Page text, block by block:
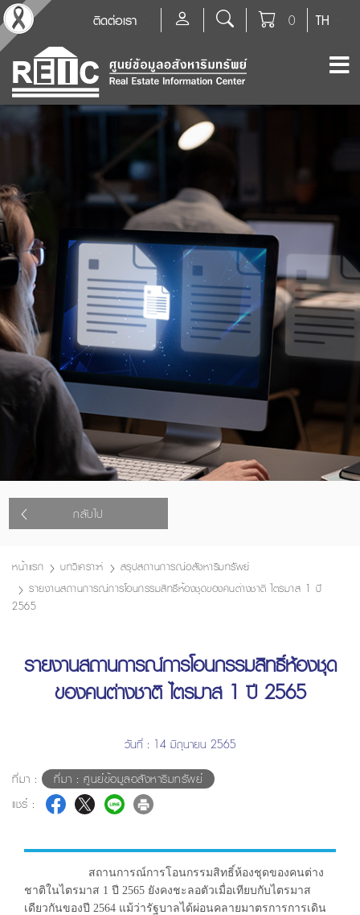
TH
0
ติดต่อเรา
กลับไป
หน้าแรก บทวิเคราะห์
สรุปสถานการณ์อสังหาริมทรัพย์
รายงานสถานการณ์การโอนกรรมสิทธิ์ห้องชุดของคนต่างชาติ ไตรมาส 1 ปี
2565
รายงานสถานการณ์การโอนกรรมสิทธิ์ห้องชุด
ของคนต่างชาติ ไตรมาส 1 ปี 2565
วันที่ : 14 มิถุนายน 2565
ที่มา :
ที่มา : ศูนย์ข้อมูลอสังหาริมทรัพย์
แชร์ :
สถานการณ์การโอนกรรมสิทธิ์ห้องชุดของคนต่าง
ชาติในไตรมาส 1 ปี 2565 ยังคงชะลอตัวเมื่อเทียบกับไตรมาส
เดียวกันของปี 2564 แม้ว่ารัฐบาลได้ผ่อนคลายมาตรการการเดิน